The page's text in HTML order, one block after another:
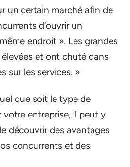
un certain marché afin de
d’ouvrir un
endroit ». Les grandes
et ont chuté dans
sur les services. »
que soit le type de
votre entreprise, il peut y
découvrir des avantages
concurrents et des